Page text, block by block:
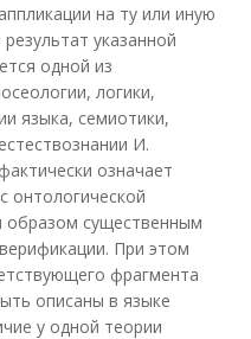
на ту или иную
указанной
одной из
логики,
языка, семиотики,
И.
означает
онтологической
образом существенным
При этом
фрагмента
описаны в языке
у одной теории